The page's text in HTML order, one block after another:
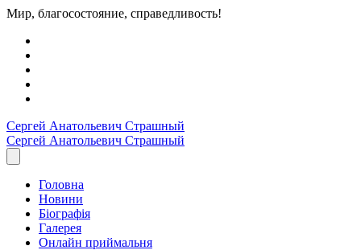
Мир, благосостояние, справедливость!
Сергей Анатольевич Страшный
Сергей Анатольевич Страшный
Головна
Новини
Біографія
Галерея
Онлайн приймальня